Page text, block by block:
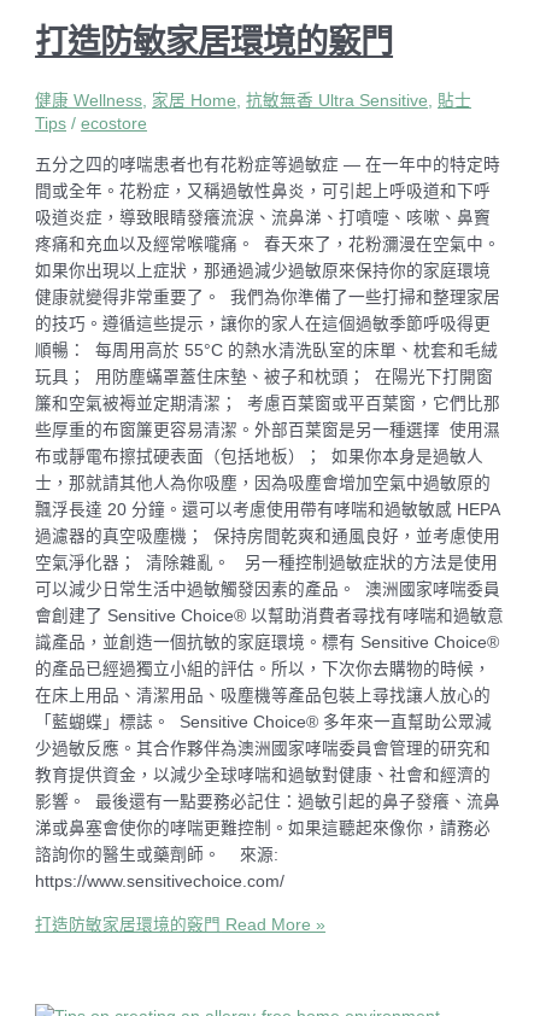
打造防敏家居環境的竅門
健康 Wellness, 家居 Home,抗敏無香 Ultra Sensitive, 貼士
Tips /ecostore
五分之四的哮喘患者也有花粉症等過敏症 — 在一年中的特定時
間或全年。花粉症，又稱過敏性鼻炎，可引起上呼吸道和下呼
吸道炎症，導致眼睛發癢流淚、流鼻涕、打噴嚏、咳嗽、鼻竇
疼痛和充血以及經常喉嚨痛。 春天來了，花粉瀰漫在空氣中。
如果你出現以上症狀，那通過減少過敏原來保持你的家庭環境
健康就變得非常重要了。 我們為你準備了一些打掃和整理家居
的技巧。遵循這些提示，讓你的家人在這個過敏季節呼吸得更
順暢： 每周用高於 55°C 的熱水清洗臥室的床單、枕套和毛絨
玩具； 用防塵蟎罩蓋住床墊、被子和枕頭； 在陽光下打開窗
簾和空氣被褥並定期清潔； 考慮百葉窗或平百葉窗，它們比那
些厚重的布窗簾更容易清潔。外部百葉窗是另一種選擇 使用濕
布或靜電布擦拭硬表面（包括地板）； 如果你本身是過敏人
士，那就請其他人為你吸塵，因為吸塵會增加空氣中過敏原的
飄浮長達 20 分鐘。還可以考慮使用帶有哮喘和過敏敏感 HEPA
過濾器的真空吸塵機； 保持房間乾爽和通風良好，並考慮使用
空氣淨化器； 清除雜亂。 另一種控制過敏症狀的方法是使用
可以減少日常生活中過敏觸發因素的產品。 澳洲國家哮喘委員
會創建了 Sensitive Choice® 以幫助消費者尋找有哮喘和過敏意
識產品，並創造一個抗敏的家庭環境。標有 Sensitive Choice®
的產品已經過獨立小組的評估。所以，下次你去購物的時候，
在床上用品、清潔用品、吸塵機等產品包裝上尋找讓人放心的
「藍蝴蝶」標誌。 Sensitive Choice® 多年來一直幫助公眾減
少過敏反應。其合作夥伴為澳洲國家哮喘委員會管理的研究和
教育提供資金，以減少全球哮喘和過敏對健康、社會和經濟的
影響。 最後還有一點要務必記住：過敏引起的鼻子發癢、流鼻
涕或鼻塞會使你的哮喘更難控制。如果這聽起來像你，請務必
諮詢你的醫生或藥劑師。 來源:
https://www.sensitivechoice.com/
打造防敏家居環境的竅門 Read More »